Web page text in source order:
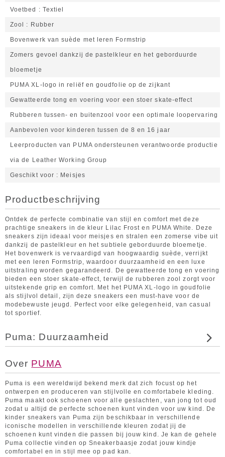
Voetbed Textiel
Zool Rubber
Bovenwerk van suède met leren Formstrip
Zomers gevoel dankzij de pastelkleur en het geborduurde
bloemetje
PUMA XL-logo in reliëf en goudfolie op de zijkant
Gewatteerde tong en voering voor een stoer skate-effect
Rubberen tussen- en buitenzool voor een optimale loopervaring
Aanbevolen voor kinderen tussen de 8 en 16 jaar
Leerproducten van PUMA ondersteunen verantwoorde productie
via de Leather Working Group
Geschikt voor Meisjes
Productbeschrijving
Ontdek de perfecte combinatie van stijl en comfort met deze
prachtige sneakers in de kleur Lilac Frost en PUMA White. Deze
sneakers zijn ideaal voor meisjes en stralen een zomerse vibe uit
dankzij de pastelkleur en het subtiele geborduurde bloemetje.
Het bovenwerk is vervaardigd van hoogwaardig suède, verrijkt
met een leren Formstrip, waardoor duurzaamheid en een luxe
uitstraling worden gegarandeerd. De gewatteerde tong en voering
bieden een stoer skate-effect, terwijl de rubberen zool zorgt voor
uitstekende grip en comfort. Met het PUMA XL-logo in goudfolie
als stijlvol detail, zijn deze sneakers een must-have voor de
modebewuste jeugd. Perfect voor elke gelegenheid, van casual
tot sportief.
Puma: Duurzaamheid
Over PUMA
Puma is een wereldwijd bekend merk dat zich focust op het
ontwerpen en produceren van stijlvolle en comfortabele kleding.
Puma maakt ook schoenen voor alle geslachten, van jong tot oud
zodat u altijd de perfecte schoenen kunt vinden voor uw kind. De
kinder sneakers van Puma zijn beschikbaar in verschillende
iconische modellen in verschillende kleuren zodat jij de
schoenen kunt vinden die passen bij jouw kind. Je kan de gehele
Puma collectie vinden op Sneakerbaasje zodat jouw kindje
comfortabel en in stijl mee op pad kan.